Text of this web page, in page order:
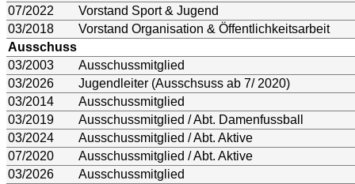
07/2022
Vorstand Sport & Jugend
03/2018
Vorstand Organisation & Öffentlichkeitsarbeit
Ausschuss
03/2003
Ausschussmitglied
03/2026
Jugendleiter (Ausschsuss ab 7/ 2020)
03/2014
Ausschussmitglied
03/2019
Ausschussmitglied / Abt. Damenfussball
03/2024
Ausschussmitglied / Abt. Aktive
07/2020
Ausschussmitglied / Abt. Aktive
03/2026
Ausschussmitglied